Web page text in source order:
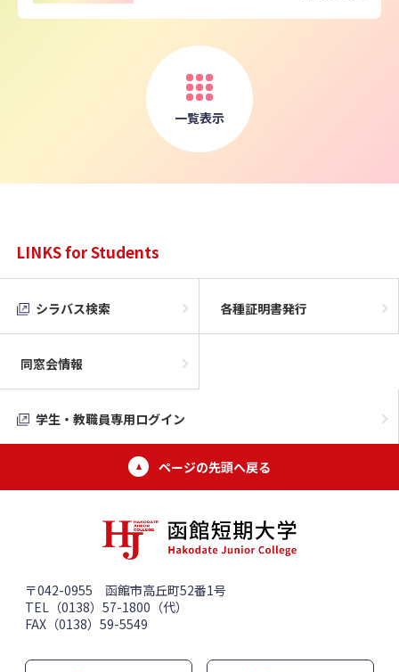
一覧表示
LINKS for Students
シラバス検索 各種証明書発行
同窓会情報
学生・教職員専用ログイン
ページの先頭へ戻る
〒042-0955 函館市高丘町52番1号
TEL（0138）57-1800（代）
FAX（0138）59-5549